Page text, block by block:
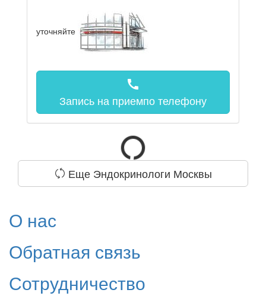
уточняйте
call
Запись на приемпо телефону
Еще Эндокринологи Москвы
О нас
Обратная связь
Сотрудничество